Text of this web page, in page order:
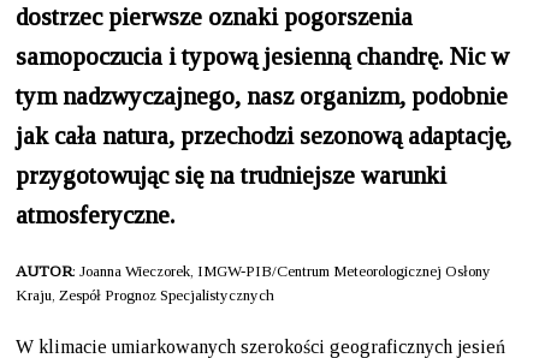
dostrzec pierwsze oznaki pogorszenia
samopoczucia i typową jesienną chandrę. Nic w
tym nadzwyczajnego, nasz organizm, podobnie
jak cała natura, przechodzi sezonową adaptację,
przygotowując się na trudniejsze warunki
atmosferyczne.
AUTOR: Joanna Wieczorek, IMGW-PIB/Centrum Meteorologicznej Osłony
Kraju, Zespół Prognoz Specjalistycznych
W klimacie umiarkowanych szerokości geograficznych jesień